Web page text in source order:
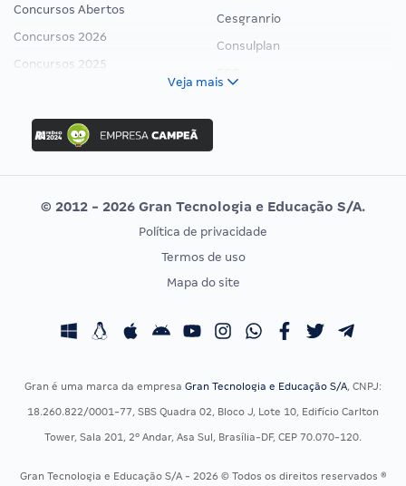
Concursos Abertos
Concursos 2026
Concursos 2025
Concurso Ibama
Concurso MPU
Editais publicados
Cesgranrio
Consulplan
Vunesp
CONCURSOS POR PROFISSÃO
Concursos Fiscais
Concursos Saúde
EXAME DE ORDEM
Calendário OAB
Veja mais
© 2012 - 2026 Gran Tecnologia e Educação S/A.
Política de privacidade
Termos de uso
Mapa do site
Gran é uma marca da empresa Gran Tecnologia e Educação S/A, CNPJ:
18.260.822/0001-77, SBS Quadra 02, Bloco J, Lote 10, Edifício Carlton
Tower, Sala 201, 2º Andar, Asa Sul, Brasília-DF, CEP 70.070-120.
Gran Tecnologia e Educação S/A - 2026 © Todos os direitos reservados ®